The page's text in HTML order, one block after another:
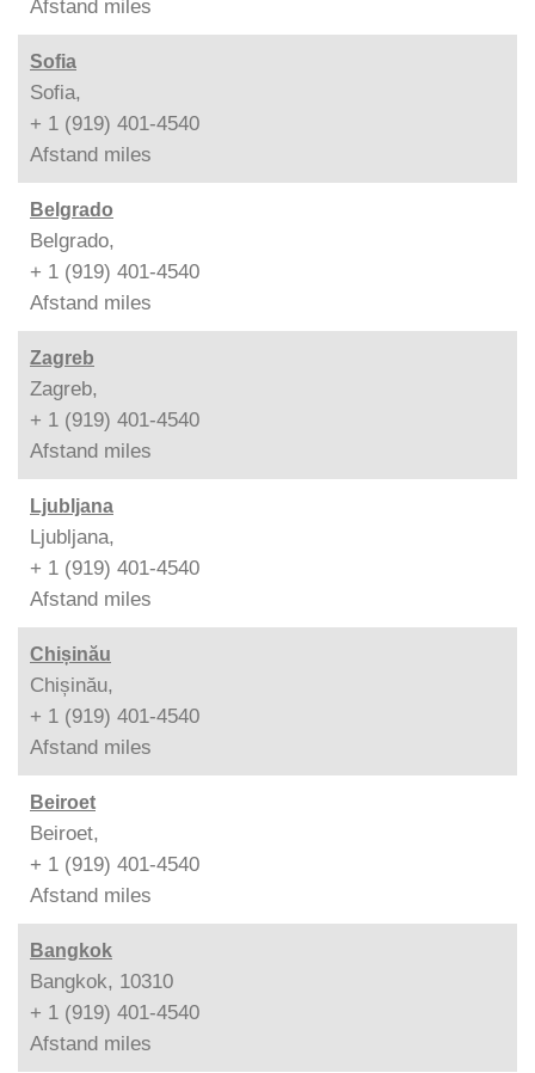
Afstand miles
Sofia
Sofia,
+ 1 (919) 401-4540
Afstand miles
Belgrado
Belgrado,
+ 1 (919) 401-4540
Afstand miles
Zagreb
Zagreb,
+ 1 (919) 401-4540
Afstand miles
Ljubljana
Ljubljana,
+ 1 (919) 401-4540
Afstand miles
Chișinău
Chișinău,
+ 1 (919) 401-4540
Afstand miles
Beiroet
Beiroet,
+ 1 (919) 401-4540
Afstand miles
Bangkok
Bangkok, 10310
+ 1 (919) 401-4540
Afstand miles